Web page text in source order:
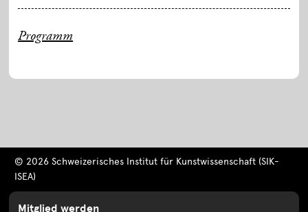
Programm
© 2026 Schweizerisches Institut für Kunstwissenschaft (SIK-
ISEA)
Mitglied werden